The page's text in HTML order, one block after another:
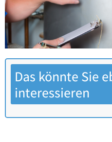
Das könnte Sie
interessieren